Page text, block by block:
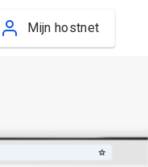
Mijn hostnet